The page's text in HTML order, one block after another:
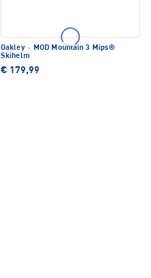
Oakley · MOD Mountain 3 Mips®
Skihelm
€ 179,99